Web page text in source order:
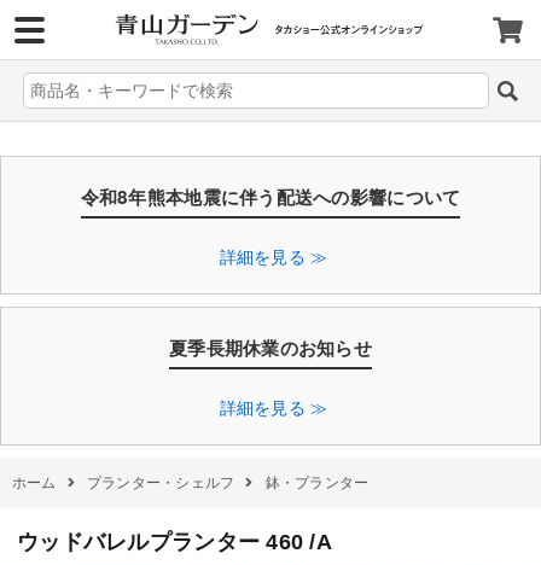
令和8年熊本地震に伴う配送への影響について
詳細を見る ≫
夏季長期休業のお知らせ
詳細を見る ≫
ホーム プランター・シェルフ 鉢・プランター
ウッドバレルプランター 460 /A